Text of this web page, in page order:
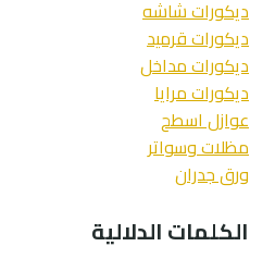
ديكورات شاشه
ديكورات قرميد
ديكورات مداخل
ديكورات مرايا
عوازل اسطح
مظلات وسواتر
ورق جدران
الكلمات الدلالية